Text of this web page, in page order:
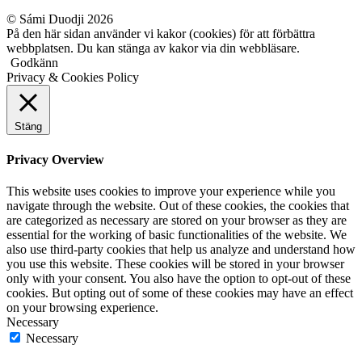
© Sámi Duodji 2026
På den här sidan använder vi kakor (cookies) för att förbättra
webbplatsen. Du kan stänga av kakor via din webbläsare.
Godkänn
Privacy & Cookies Policy
Stäng
Privacy Overview
This website uses cookies to improve your experience while you
navigate through the website. Out of these cookies, the cookies that
are categorized as necessary are stored on your browser as they are
essential for the working of basic functionalities of the website. We
also use third-party cookies that help us analyze and understand how
you use this website. These cookies will be stored in your browser
only with your consent. You also have the option to opt-out of these
cookies. But opting out of some of these cookies may have an effect
on your browsing experience.
Necessary
Necessary